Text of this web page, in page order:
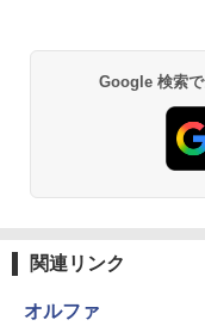
Google 検索
関連リンク
オルファ